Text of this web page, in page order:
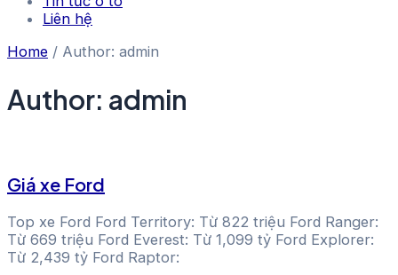
Liên hệ
Home / Author: admin
Author: admin
Giá xe Ford
Top xe Ford Ford Territory: Từ 822 triệu Ford Ranger:
Từ 669 triệu Ford Everest: Từ 1,099 tỷ Ford Explorer:
Từ 2,439 tỷ Ford Raptor: